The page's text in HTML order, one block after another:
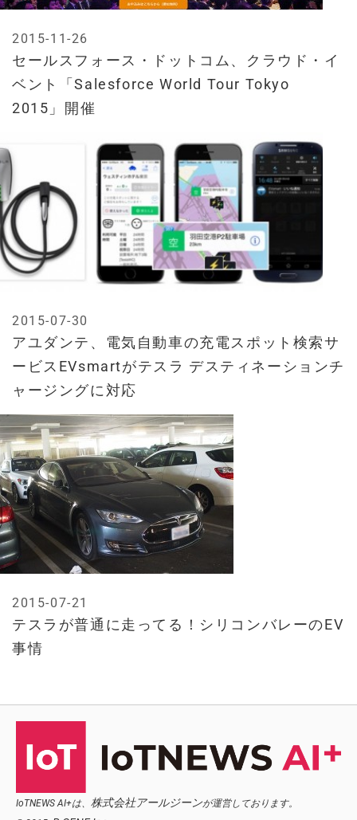
セールスフォース・ドットコム、クラウド・イ
ベント「Salesforce World Tour Tokyo
2015」開催
2015-11-26
アユダンテ、電気自動車の充電スポット検索サ
ービスEVsmartがテスラ デスティネーションチ
ャージングに対応
2015-07-30
テスラが普通に走ってる！シリコンバレーのEV
事情
2015-07-21
IoTNEWS AI+は、 株式会社アールジーンが運営しております。